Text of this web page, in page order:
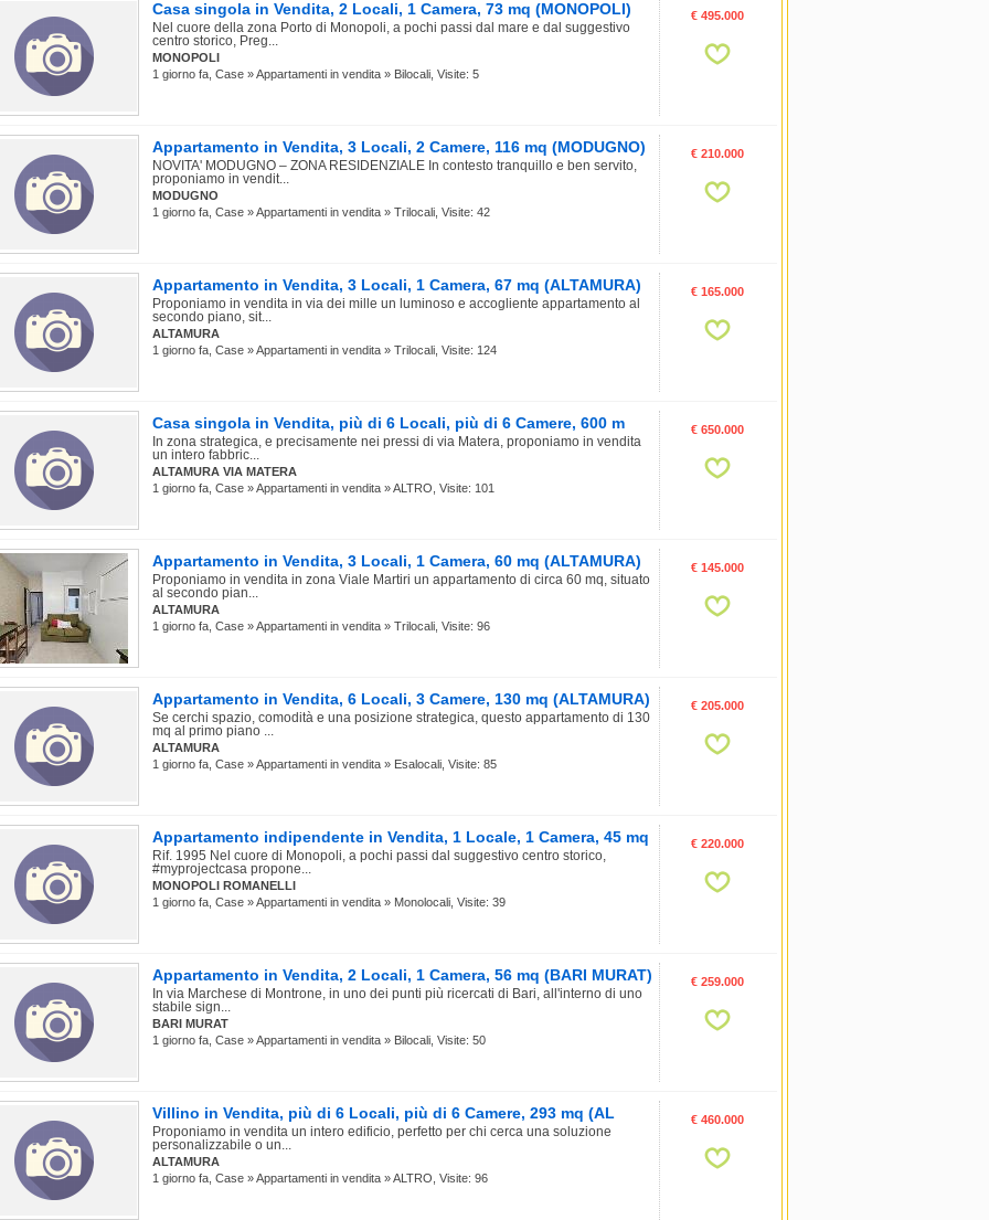
Casa singola in Vendita, 2 Locali, 1 Camera, 73 mq (MONOPOLI)
Nel cuore della zona Porto di Monopoli, a pochi passi dal mare e dal suggestivo
centro storico, Preg...
MONOPOLI
1 giorno fa, Case » Appartamenti in vendita » Bilocali, Visite: 5
€ 495.000
Appartamento in Vendita, 3 Locali, 2 Camere, 116 mq (MODUGNO)
NOVITA' MODUGNO – ZONA RESIDENZIALE In contesto tranquillo e ben servito,
proponiamo in vendit...
MODUGNO
1 giorno fa, Case » Appartamenti in vendita » Trilocali, Visite: 42
€ 210.000
Appartamento in Vendita, 3 Locali, 1 Camera, 67 mq (ALTAMURA)
Proponiamo in vendita in via dei mille un luminoso e accogliente appartamento al
secondo piano, sit...
ALTAMURA
1 giorno fa, Case » Appartamenti in vendita » Trilocali, Visite: 124
€ 165.000
Casa singola in Vendita, più di 6 Locali, più di 6 Camere, 600 m
In zona strategica, e precisamente nei pressi di via Matera, proponiamo in vendita
un intero fabbric...
ALTAMURA VIA MATERA
1 giorno fa, Case » Appartamenti in vendita » ALTRO, Visite: 101
€ 650.000
Appartamento in Vendita, 3 Locali, 1 Camera, 60 mq (ALTAMURA)
Proponiamo in vendita in zona Viale Martiri un appartamento di circa 60 mq, situato
al secondo pian...
ALTAMURA
1 giorno fa, Case » Appartamenti in vendita » Trilocali, Visite: 96
€ 145.000
Appartamento in Vendita, 6 Locali, 3 Camere, 130 mq (ALTAMURA)
Se cerchi spazio, comodità e una posizione strategica, questo appartamento di 130
mq al primo piano ...
ALTAMURA
1 giorno fa, Case » Appartamenti in vendita » Esalocali, Visite: 85
€ 205.000
Appartamento indipendente in Vendita, 1 Locale, 1 Camera, 45 mq
Rif. 1995 Nel cuore di Monopoli, a pochi passi dal suggestivo centro storico,
#myprojectcasa propone...
MONOPOLI ROMANELLI
1 giorno fa, Case » Appartamenti in vendita » Monolocali, Visite: 39
€ 220.000
Appartamento in Vendita, 2 Locali, 1 Camera, 56 mq (BARI MURAT)
In via Marchese di Montrone, in uno dei punti più ricercati di Bari, all'interno di uno
stabile sign...
BARI MURAT
1 giorno fa, Case » Appartamenti in vendita » Bilocali, Visite: 50
€ 259.000
Villino in Vendita, più di 6 Locali, più di 6 Camere, 293 mq (AL
Proponiamo in vendita un intero edificio, perfetto per chi cerca una soluzione
personalizzabile o un...
ALTAMURA
1 giorno fa, Case » Appartamenti in vendita » ALTRO, Visite: 96
€ 460.000